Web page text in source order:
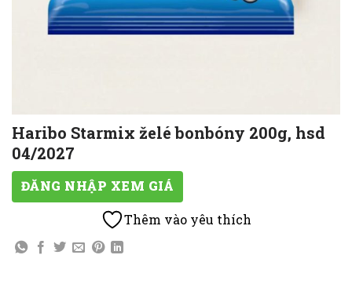
Haribo Starmix želé bonbóny 200g, hsd
04/2027
ĐĂNG NHẬP XEM GIÁ
Thêm vào yêu thích